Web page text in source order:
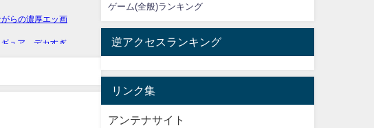
ゲーム(全般)ランキング
逆アクセスランキング
リンク集
アンテナサイト